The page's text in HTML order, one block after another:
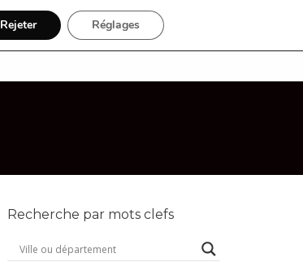
Activité Inscription
Recherche par mots clefs
Rejeter Réglages